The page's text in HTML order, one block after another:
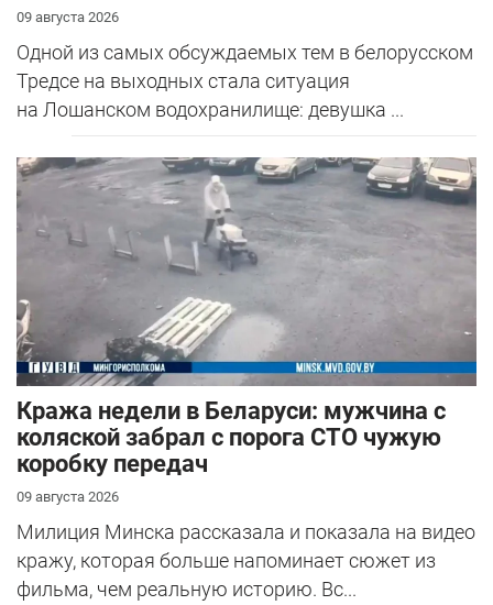
09 августа 2026
Одной из самых обсуждаемых тем в белорусском
Тредсе на выходных стала ситуация
на Лошанском водохранилище: девушка ...
Кража недели в Беларуси: мужчина с
коляской забрал с порога СТО чужую
коробку передач
09 августа 2026
Милиция Минска рассказала и показала на видео
кражу, которая больше напоминает сюжет из
фильма, чем реальную историю. Вс...